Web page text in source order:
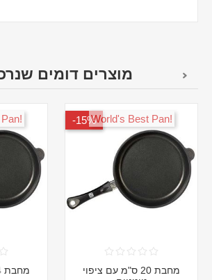
מוצרים דומים
15%- !World's Best Pan
מחבת 20 ס"מ עם ציפוי
!World's Best Pan